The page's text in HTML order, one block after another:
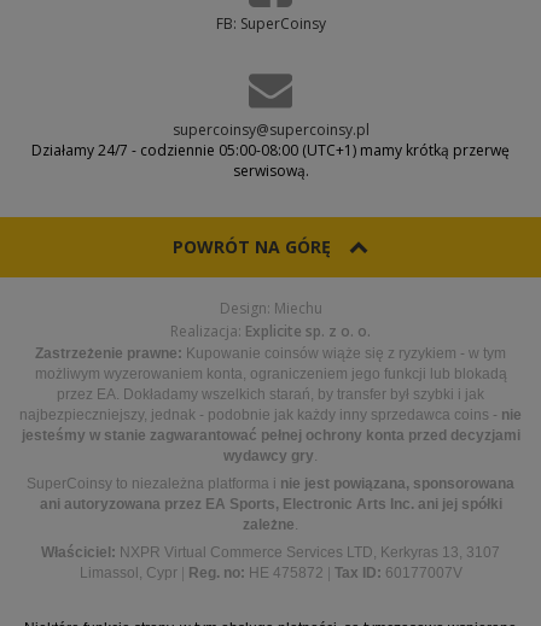
FB: SuperCoinsy
supercoinsy@supercoinsy.pl
Działamy 24/7 - codziennie 05:00-08:00 (UTC+1) mamy krótką przerwę
serwisową.
POWRÓT NA GÓRĘ
Design: Miechu
Realizacja: Explicite sp. z o. o.
Zastrzeżenie prawne: Kupowanie coinsów wiąże się z ryzykiem - w tym
możliwym wyzerowaniem konta, ograniczeniem jego funkcji lub blokadą
przez EA. Dokładamy wszelkich starań, by transfer był szybki i jak
najbezpieczniejszy, jednak - podobnie jak każdy inny sprzedawca coins - nie
jesteśmy w stanie zagwarantować pełnej ochrony konta przed decyzjami
wydawcy gry.
SuperCoinsy to niezależna platforma i nie jest powiązana, sponsorowana
ani autoryzowana przez EA Sports, Electronic Arts Inc. ani jej spółki
zależne.
Właściciel: NXPR Virtual Commerce Services LTD, Kerkyras 13, 3107
Limassol, Cypr
Reg. no: HE 475872 Tax ID: 60177007V